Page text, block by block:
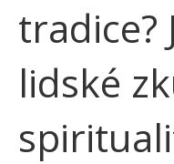
lidské